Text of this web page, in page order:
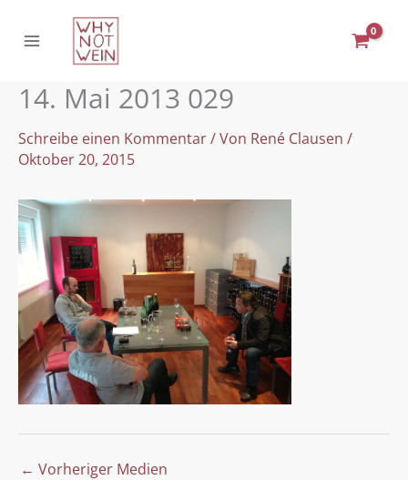
Inhalt
14. Mai 2013 029
Schreibe einen Kommentar/ Von René Clausen /
Oktober 20, 2015
← Vorheriger Medien